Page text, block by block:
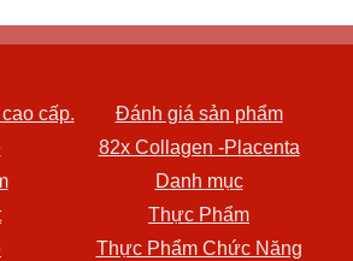
cấp.
Đánh giá sản phẩm
82x Collagen -Placenta
Danh mục
Thực Phẩm
Thực Phẩm Chức Năng